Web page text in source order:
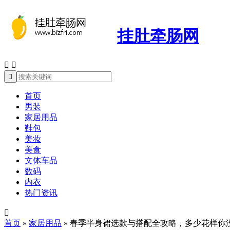
挂肚牵肠网
 

首页
男装
家居用品
鞋包
美妆
美食
文体车品
数码
内衣
热门资讯

首页 » 家居用品 » 春季半身裙选款与搭配全攻略，多少花样你